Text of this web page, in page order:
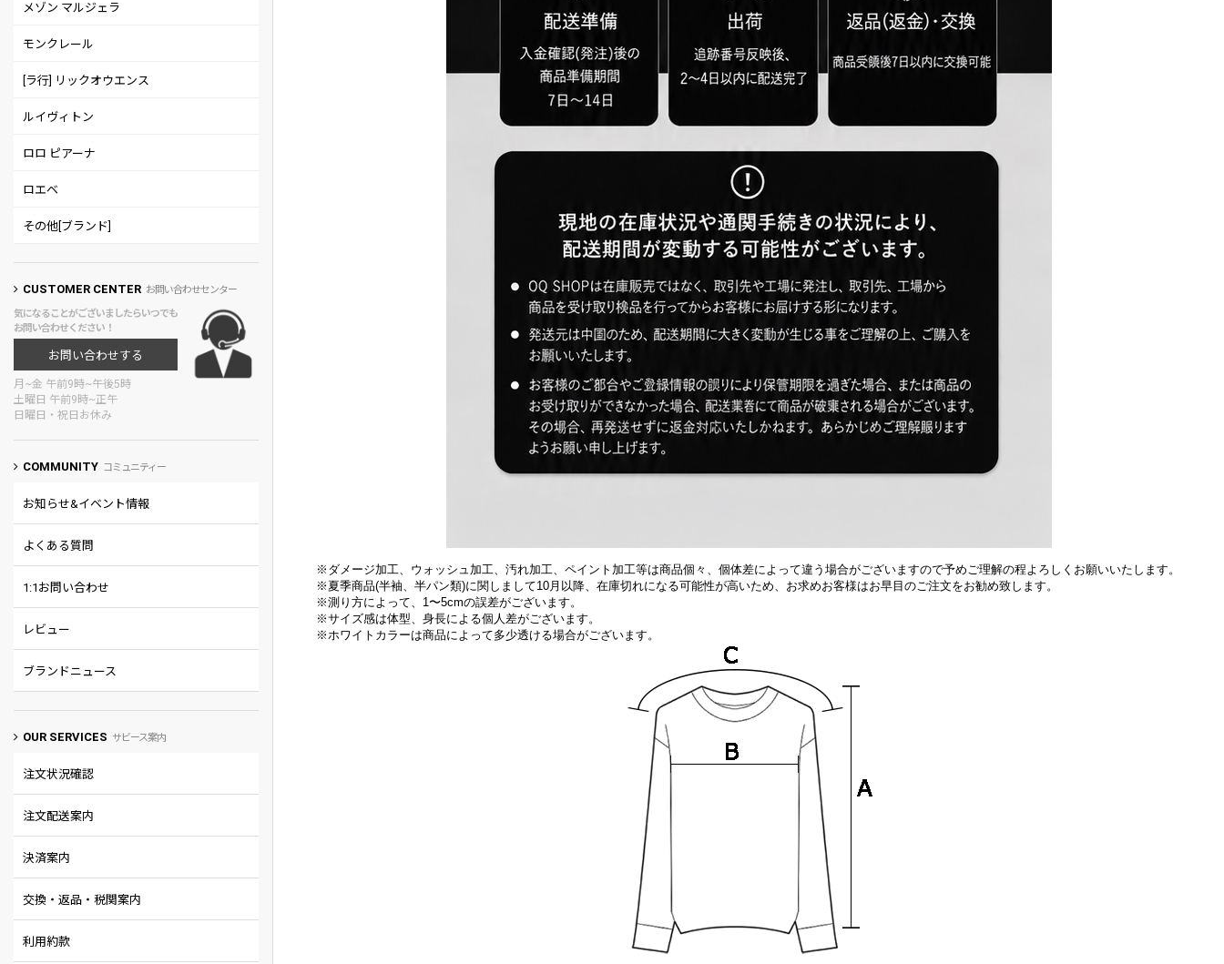
メゾン マルジェラ
モンクレール
[ラ行] リックオウエンス
ルイヴィトン
ロロ ピアーナ
ロエベ
その他[ブランド]
CUSTOMER CENTER お問い合わせセンター
気になることがございましたらいつでも
お問い合わせください！
お問い合わせする
月~金 午前9時~午後5時
土曜日 午前9時~正午
日曜日・祝日お休み
COMMUNITY コミュニティー
お知らせ&イベント情報
よくある質問
1:1お問い合わせ
レビュー
ブランドニュース
OUR SERVICES サビース案内
注文状況確認
注文配送案内
決済案内
交換・返品・税関案内
利用約款
※ダメージ加工、ウォッシュ加工、汚れ加工、ペイント加工等は商品個々、個体差によって違う場合がございますので予めご理解の程よろしくお願いいたします。
※ 夏季商品(半袖、半パン類)に関しまして10月以降、在庫切れになる可能性が高いため、お求めお客様はお早目のご注文をお勧め致します。
※測り方によって、1〜5cmの誤差がございます。
※サイズ感は体型、身長による個人差がございます。
※ホワイトカラーは商品によって多少透ける場合がございます。